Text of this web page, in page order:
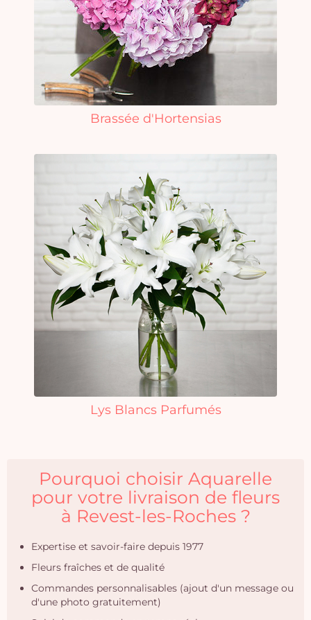
Brassée d'Hortensias
Lys Blancs Parfumés
Pourquoi choisir Aquarelle
pour votre livraison de fleurs
à Revest-les-Roches ?
Expertise et savoir-faire depuis 1977
Fleurs fraîches et de qualité
Commandes personnalisables (ajout d'un message ou
d'une photo gratuitement)